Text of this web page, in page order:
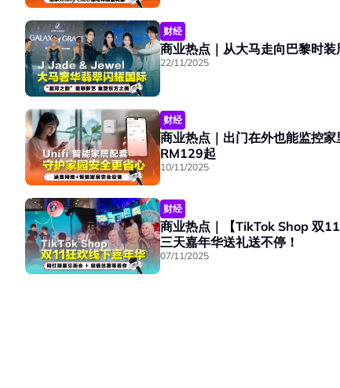
财经
22/11/2025
财经
商业热点｜出门在外也能监控
RM129起
10/11/2025
财经
商业热点｜【TikTok Shop 双
三天嘉年华送礼送不停！
07/11/2025